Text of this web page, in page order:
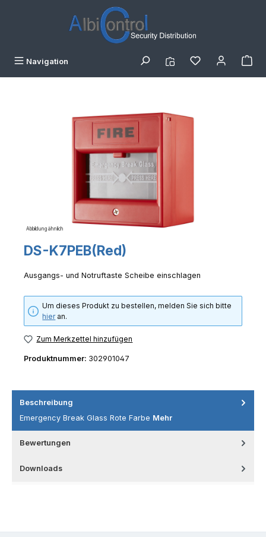
Navigation
Abbildung ähnlich
DS-K7PEB(Red)
Ausgangs- und Notruftaste Scheibe einschlagen
Um dieses Produkt zu bestellen, melden Sie sich bitte
hieran.
Zum Merkzettel hinzufügen
Produktnummer: 302901047
Beschreibung
Emergency Break Glass Rote Farbe Mehr
Bewertungen
Downloads